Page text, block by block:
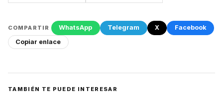
COMPARTIR WhatsApp Telegram X
Facebook
Copiar enlace
TAMBIÉN TE PUEDE INTERESAR